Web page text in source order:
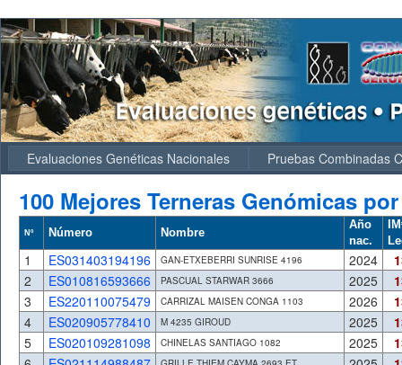
Evaluaciones Genéticas Nacionales Pruebas Combinadas
100 Mejores Terneras Genómicas
Nº Número Nombre
Año
nac.
1 ES031403194196 GAN-ETXEBERRI SUNRISE 4196 2024
2
ES010816593666 PASCUAL STARWAR 3666 2025
3
ES220110075479 CARRIZAL MAISEN CONGA 1103 2026
4
ES020905778410 M 4235 GIROUD 2025
5
ES020109281098 CHINELAS SANTIAGO 1082 2025